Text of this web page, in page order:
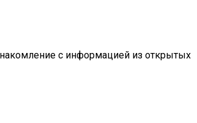
с информацией из открытых